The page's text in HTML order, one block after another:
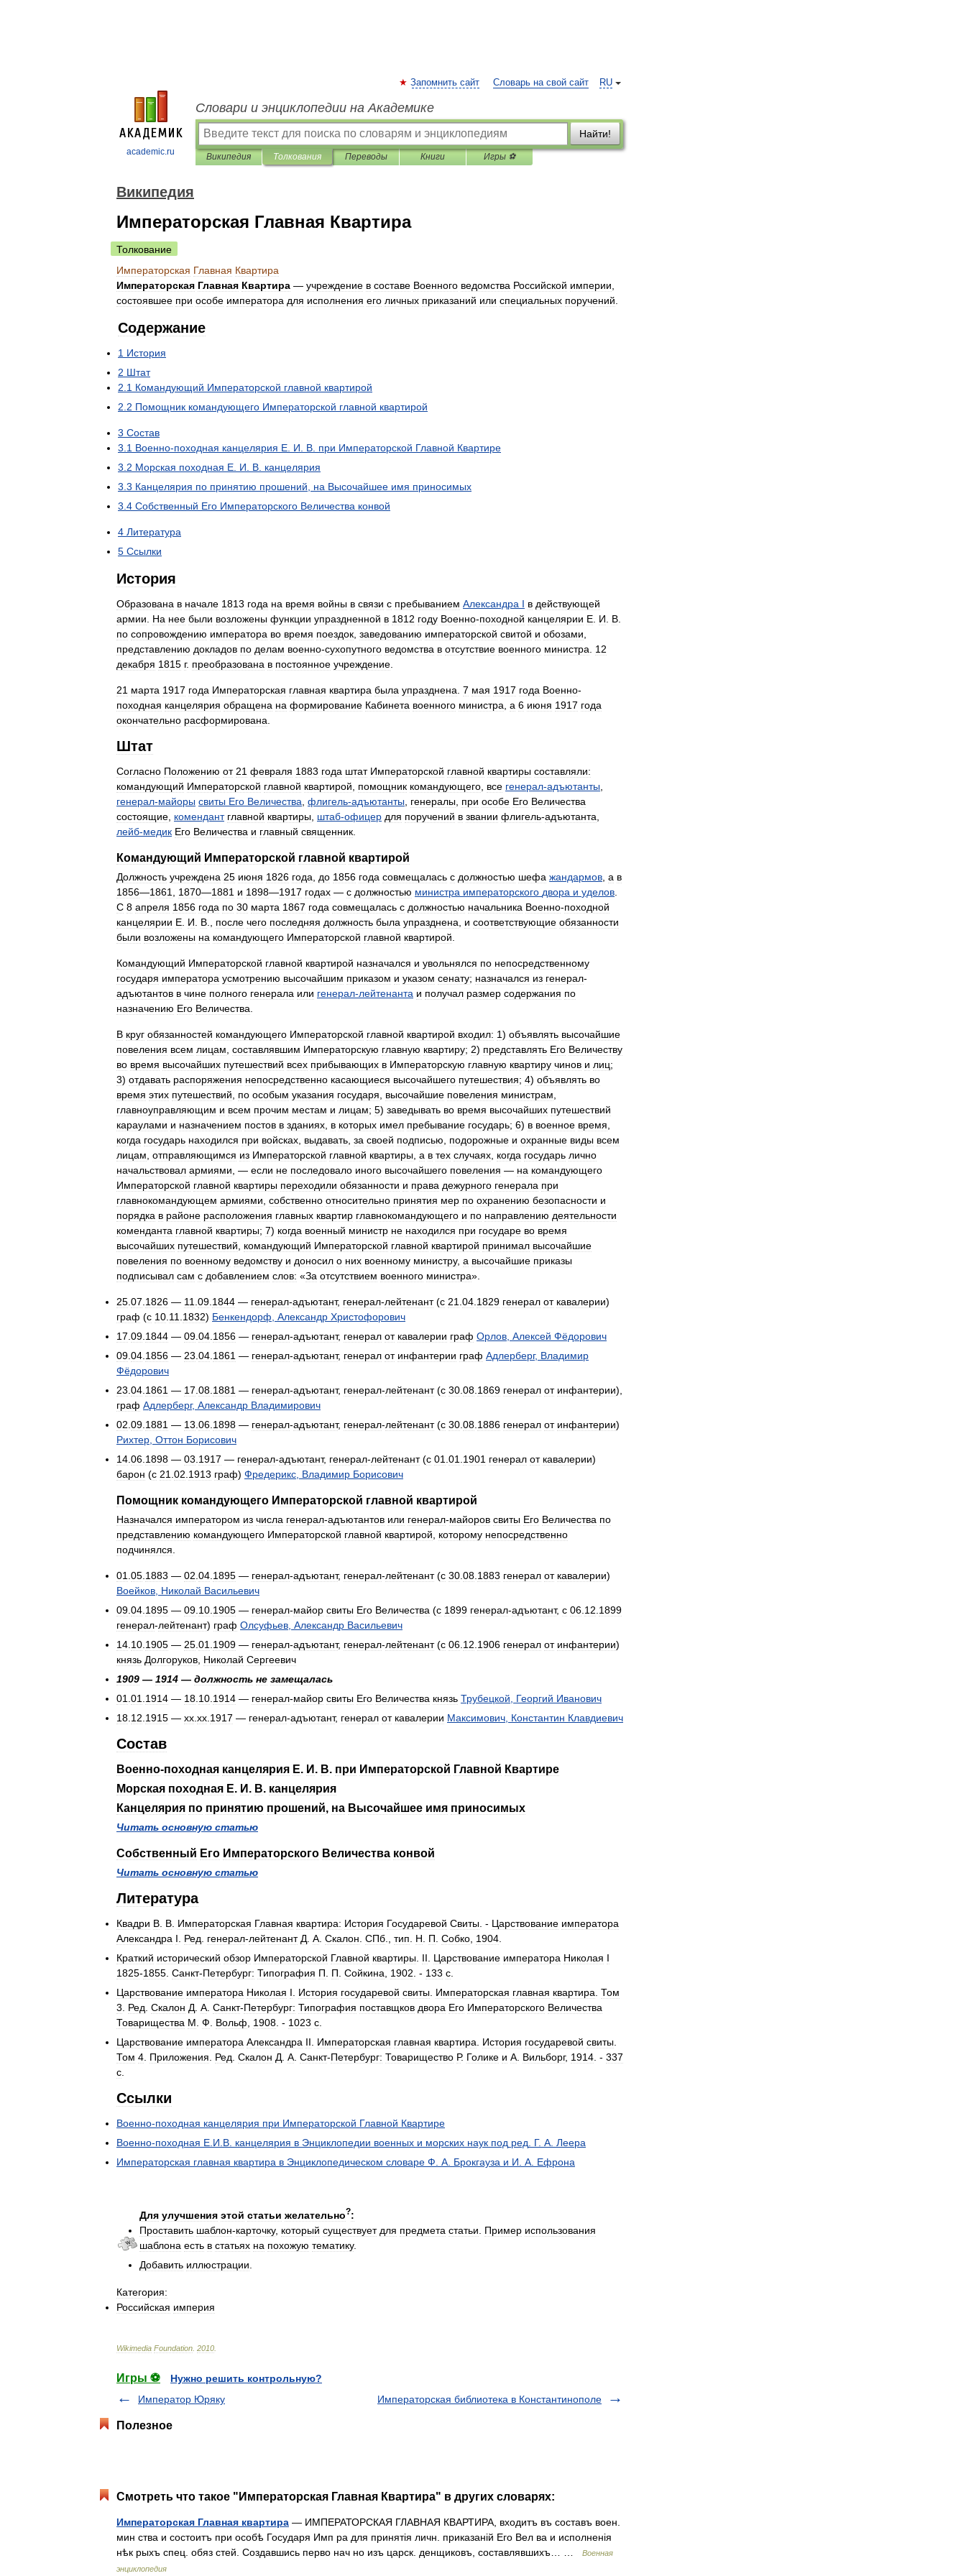
academic.ru
RU
Запомнить сайт Словарь на свой сайт
Словари и энциклопедии на Академике
Найти!
Википедия Толкования Переводы Книги Игры ⚽
Википедия
Императорская Главная Квартира
Толкование
Императорская Главная Квартира
Императорская Главная Квартира — учреждение в составе Военного ведомства Российской империи
состоявшее при особе императора для исполнения его личных приказаний или специальных поручений
Содержание
1 История
2 Штат
2 1 Командующий Императорской главной квартирой
2 2 Помощник командующего Императорской главной квартирой
3 Состав
3 1 Военно-походная канцелярия Е И В при Императорской Главной Квартире
3 2 Морская походная Е И В канцелярия
3 3 Канцелярия по принятию прошений на Высочайшее имя приносимых
3 4 Собственный Его Императорского Величества конвой
4 Литература
5 Ссылки
История
Образована в начале 1813 года на время войны в связи с пребыванием Александра I в действующей
армии
На нее были возложены функции упраздненной в 1812 году Военно-походной канцелярии Е И В
по сопровождению императора во время поездок заведованию императорской свитой и обозами
представлению докладов по делам военно-сухопутного ведомства в отсутствие военного министра
12
декабря 1815 г. преобразована в постоянное учреждение
21 марта 1917 года Императорская главная квартира была упразднена 7 мая 1917 года Военно-
походная канцелярия обращена на формирование Кабинета военного министра а 6 июня 1917 года
окончательно расформирована
Штат
Согласно Положению от 21 февраля 1883 года штат Императорской главной квартиры составляли:
командующий Императорской главной квартирой помощник командующего все генерал-адъютанты
генерал-майоры свиты Его Величества флигель-адъютанты генералы при особе Его Величества
состоящие комендант главной квартиры штаб-офицер для поручений в звании флигель-адъютанта
лейб-медик Его Величества и главный священник
Командующий Императорской главной квартирой
Должность учреждена 25 июня 1826 года до 1856 года совмещалась с должностью шефа жандармов а в
1856—1861 1870—1881 и 1898—1917 годах — с должностью министра императорского двора и уделов
С 8 апреля 1856 года по 30 марта 1867 года совмещалась с должностью начальника Военно-походной
канцелярии Е И В после чего последняя должность была упразднена и соответствующие обязанности
были возложены на командующего Императорской главной квартирой
Командующий Императорской главной квартирой назначался и увольнялся по непосредственному
государя императора усмотрению высочайшим приказом и указом сенату; назначался из генерал-
адъютантов в чине полного генерала или генерал-лейтенанта и получал размер содержания по
назначению Его Величества
В круг обязанностей командующего Императорской главной квартирой входил: 1) объявлять высочайшие
повеления всем лицам составлявшим Императорскую главную квартиру; 2) представлять Его Величеству
во время высочайших путешествий всех прибывающих в Императорскую главную квартиру чинов и лиц;
3) отдавать распоряжения непосредственно касающиеся высочайшего путешествия; 4) объявлять во
время этих путешествий по особым указания государя высочайшие повеления министрам
главноуправляющим и всем прочим местам и лицам; 5) заведывать во время высочайших путешествий
караулами и назначением постов в зданиях в которых имел пребывание государь; 6) в военное время
когда государь находился при войсках выдавать за своей подписью подорожные и охранные виды всем
лицам отправляющимся из Императорской главной квартиры а в тех случаях когда государь лично
начальствовал армиями , — если не последовало иного высочайшего повеления — на командующего
Императорской главной квартиры переходили обязанности и права дежурного генерала при
главнокомандующем армиями собственно относительно принятия мер по охранению безопасности и
порядка в районе расположения главных квартир главнокомандующего и по направлению деятельности
коменданта главной квартиры; 7) когда военный министр не находился при государе во время
высочайших путешествий командующий Императорской главной квартирой принимал высочайшие
повеления по военному ведомству и доносил о них военному министру, а высочайшие приказы
подписывал сам с добавлением слов: «За отсутствием военного министра».
25 07 1826 — 11 09 1844 — генерал-адъютант, генерал-лейтенант(с 21 04 1829 генерал от кавалерии)
граф (с 10 11 1832) Бенкендорф Александр Христофорович
17 09 1844 — 09 04 1856 — генерал-адъютант, генерал от кавалерии граф Орлов Алексей Фёдорович
09 04 1856 — 23 04 1861 — генерал-адъютант, генерал от инфантерии граф Адлерберг, Владимир
Фёдорович
23 04 1861 — 17 08 1881 — генерал-адъютант, генерал-лейтенант(с 30 08 1869 генерал от инфантерии),
граф Адлерберг, Александр Владимирович
02 09 1881 — 13 06 1898 — генерал-адъютант, генерал-лейтенант(с 30 08 1886 генерал от инфантерии)
Рихтер Оттон Борисович
14 06 1898 — 03 1917 — генерал-адъютант, генерал-лейтенант(с 01 01 1901 генерал от кавалерии)
барон (с 21 02 1913 граф) Фредерикс Владимир Борисович
Помощник командующего Императорской главной квартирой
Назначался императором из числа генерал-адъютантов или генерал-майоров свиты Его Величества по
представлению командующего Императорской главной квартирой которому непосредственно
подчинялся
01 05 1883 — 02 04 1895 — генерал-адъютант, генерал-лейтенант(с 30 08 1883 генерал от кавалерии)
Воейков Николай Васильевич
09 04 1895 — 09 10 1905 — генерал-майор свиты Его Величества (с 1899 генерал-адъютант, с 06 12 1899
генерал-лейтенант) граф Олсуфьев Александр Васильевич
14 10 1905 — 25 01 1909 — генерал-адъютант, генерал-лейтенант(с 06 12 1906 генерал от инфантерии)
князь Долгоруков Николай Сергеевич
1909 — 1914 — должность не замещалась
01 01 1914 — 18 10 1914 — генерал-майор свиты Его Величества князь Трубецкой Георгий Иванович
18 12 1915 — xx xx 1917 — генерал-адъютант, генерал от кавалерии Максимович Константин Клавдиевич
Состав
Военно-походная канцелярия Е. И . В. при Императорской Главной Квартире
Морская походная Е. И . В. канцелярия
Канцелярия по принятию прошений, на Высочайшее имя приносимых
Читать основную статью
Собственный Его Императорского Величества конвой
Читать основную статью
Литература
Квадри В В Императорская Главная квартира: История Государевой Свиты . - Царствование императора
Александра I Ред генерал-лейтенант Д А Скалон СПб тип Н П Собко 1904
Краткий исторический обзор Императорской Главной квартиры II Царствование императора Николая I
1825-1855 Санкт-Петербург: Типография П П Сойкина 1902 . - 133 с
Царствование императора Николая I История государевой свиты Императорская главная квартира Том
3
Ред Скалон Д А Санкт-Петербург: Типография поставщков двора Его Императорского Величества
Товарищества М Ф Вольф 1908 . - 1023 с
Царствование императора Александра II Императорская главная квартира История государевой свиты
Том 4 Приложения Ред Скалон Д А Санкт-Петербург: Товарищество Р. Голике и А Вильборг, 1914 . - 337
с
Ссылки
Военно-походная канцелярия при Императорской Главной Квартире
Военно-походная Е И В канцелярия в Энциклопедии военных и морских наук под ред Г. А Леера
Императорская главная квартира в Энциклопедическом словаре Ф А Брокгауза и И А Ефрона
Для улучшения этой статьи желательно?:
Проставить шаблон-карточку, который существует для предмета статьи Пример использования
шаблона есть в статьях на похожую тематику.
Добавить иллюстрации
Категория:
Российская империя
Wikimedia Foundation 2010
Игры ⚽
Нужно решить контрольную?
Император Юряку
Императорская библиотека в Константинополе
Полезное
Смотреть что такое "Императорская Главная Квартира" в других словарях:
Императорская Главная квартира — ИМПЕРАТОРСКАЯ ГЛАВНАЯ КВАРТИРА, входитъ въ составъ воен.
мин ства и состоитъ при особѣ Государя Имп ра для принятія личн. приказаній Его Вел ва и исполненія
нѣк рыхъ спец. обяз стей. Создавшись перво нач но изъ царск. денщиковъ, составлявшихъ… …
Военная
энциклопедия